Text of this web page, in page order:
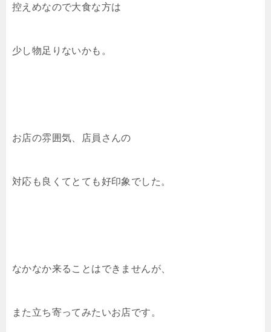
控えめなので大食な方は
少し物足りないかも。
お店の雰囲気、店員さんの
対応も良くてとても好印象でした。
なかなか来ることはできませんが、
また立ち寄ってみたいお店です。